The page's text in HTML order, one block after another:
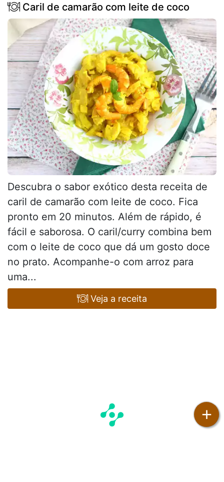
Caril de camarão com leite de coco
Descubra o sabor exótico desta receita de
caril de camarão com leite de coco. Fica
pronto em 20 minutos. Além de rápido, é
fácil e saborosa. O caril/curry combina bem
com o leite de coco que dá um gosto doce
no prato. Acompanhe-o com arroz para
uma...
Veja a receita
+